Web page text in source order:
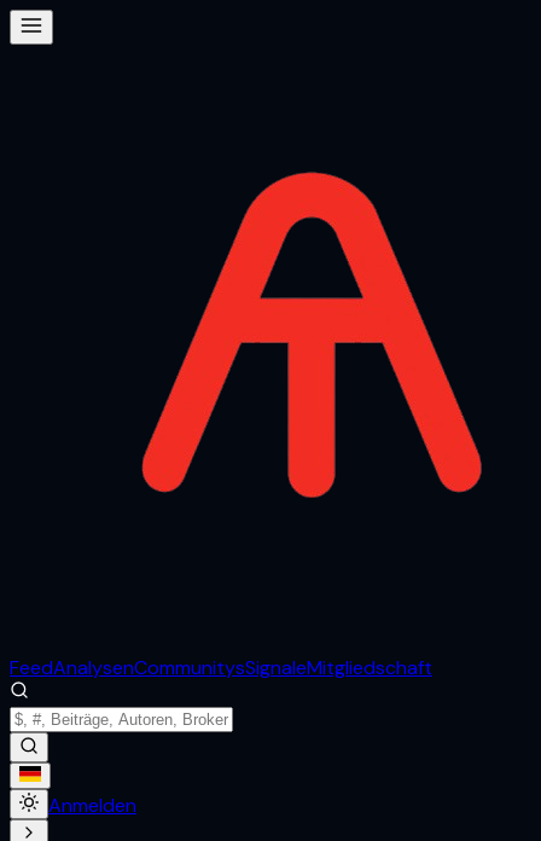
FeedAnalysenCommunitysSignaleMitgliedschaft
Anmelden